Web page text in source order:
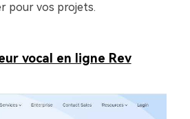
pour vos projets.
vocal en ligne Rev